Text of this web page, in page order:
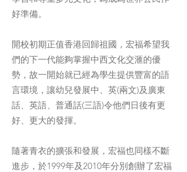
好準備。
開校初期正值香港回歸祖國，宏福希望我
們的下一代能夠掌握中西文化交滙的優
勢，故一開始就已經為學生提供豐富的語
言環境，讓幼兒發展中、英(兩文)及廣東
話、英語、普通話(三語)令他們日後有更
好、更大的發揮。
隨著青衣的擴張和發展，宏福也同樣不斷
進步，於1999年及2010年分別創辦了宏福